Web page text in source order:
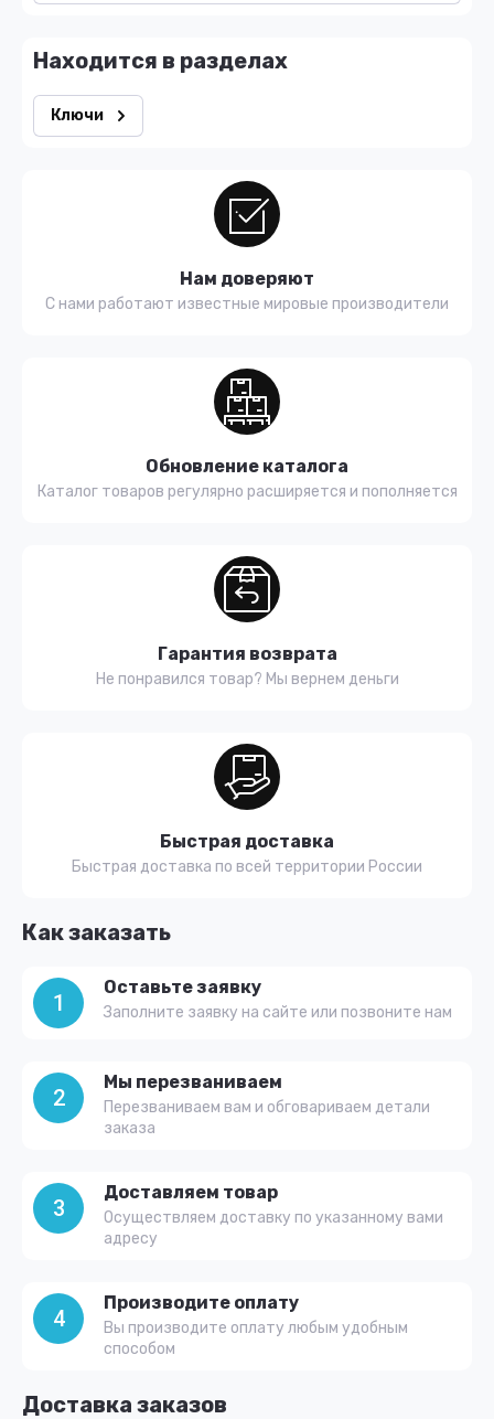
Находится в разделах
Ключи
Доставка заказов
Как заказать
1
Оставьте заявку
Заполните заявку на сайте или позвоните нам
2
Мы перезваниваем
Перезваниваем вам и обговариваем детали
заказа
3
Доставляем товар
Осуществляем доставку по указанному вами
адресу
4
Производите оплату
Вы производите оплату любым удобным
способом
Нам доверяют
С нами работают известные мировые производители
Обновление каталога
Каталог товаров регулярно расширяется и пополняется
Гарантия возврата
Не понравился товар? Мы вернем деньги
Быстрая доставка
Быстрая доставка по всей территории России